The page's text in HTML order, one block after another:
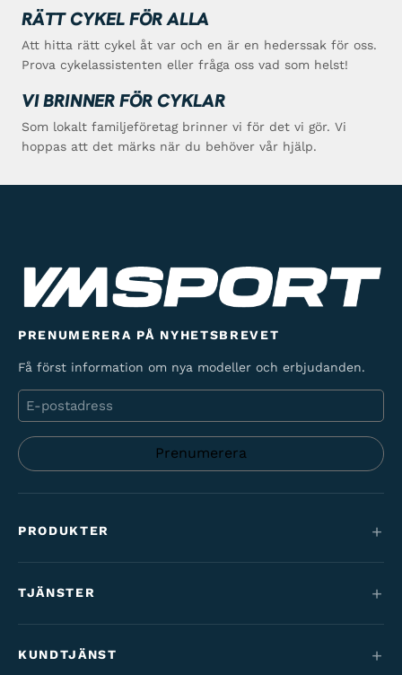
RÄTT CYKEL FÖR ALLA
Att hitta rätt cykel åt var och en är en hederssak för oss.
Prova cykelassistenten eller fråga oss vad som helst!
VI BRINNER FÖR CYKLAR
Som lokalt familjeföretag brinner vi för det vi gör. Vi
hoppas att det märks när du behöver vår hjälp.
PRENUMERERA PÅ NYHETSBREVET
Få först information om nya modeller och erbjudanden.
E-
post
PRODUKTER
Maantie & gravel
TJÄNSTER
KUNDTJÄNST